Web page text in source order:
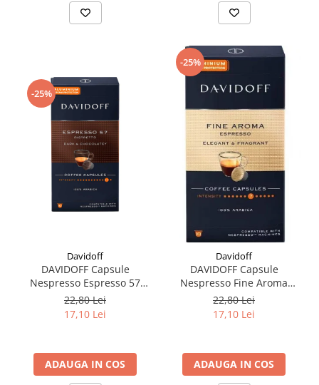
-25%
Davidoff
DAVIDOFF Capsule
Nespresso Espresso 57
Ristretto 10x5.5g
22,80 Lei
17,10 Lei
ADAUGA IN COS
-25%
Davidoff
DAVIDOFF Capsule
Nespresso Fine Aroma
Espresso Elegant & Fragrant
10x5.5g
22,80 Lei
17,10 Lei
ADAUGA IN COS